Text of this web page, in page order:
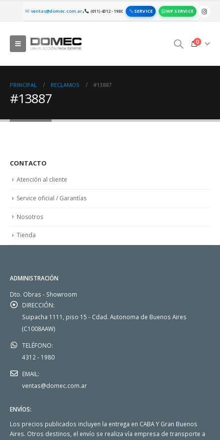
ventas@domec.com.ar| (011) 4312 - 1980 SERVICE WP SERVICE
0
PRINCIPAL RECLAMOS #13887
#13887
CONTACTO
Atención al cliente
Service oficial / Garantías
Nosotros
Tienda
ADMINISTRACIÓN
Dto. Obras - Showroom
DIRECCIÓN:
Suipacha 1111, piso 15 - Cdad. Autonoma de Buenos Aires
(C1008AAW)
TELÉFONO:
4312 - 1980
EMAIL:
ventas@domec.com.ar
ENVÍOS:
Los precios publicados incluyen la entrega en CABA Y Gran Buenos
Aires. Otros destinos, el envío se realiza vía empresa de transporte a